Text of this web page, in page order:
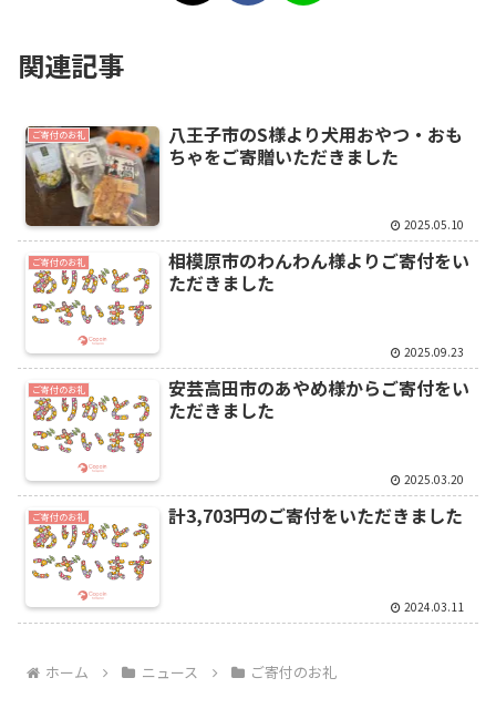
関連記事
ご寄付のお礼
八王子市のS様より犬用おやつ・おも
ちゃをご寄贈いただきました
2025.05.10
ご寄付のお礼
相模原市のわんわん様よりご寄付をい
ただきました
2025.09.23
ご寄付のお礼
安芸高田市のあやめ様からご寄付をい
ただきました
2025.03.20
ご寄付のお礼 計3,703円のご寄付をいただきました
2024.03.11
ホーム ニュース ご寄付のお礼